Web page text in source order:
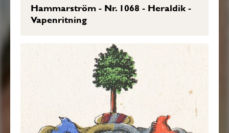
Hammarström - Nr. 1068 - Heraldik -
Vapenritning